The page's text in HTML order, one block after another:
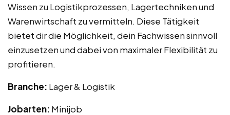
Wissen zu Logistikprozessen, Lagertechniken und
Warenwirtschaft zu vermitteln. Diese Tätigkeit
bietet dir die Möglichkeit, dein Fachwissen sinnvoll
einzusetzen und dabei von maximaler Flexibilität zu
profitieren.
Branche: Lager & Logistik
Jobarten: Minijob